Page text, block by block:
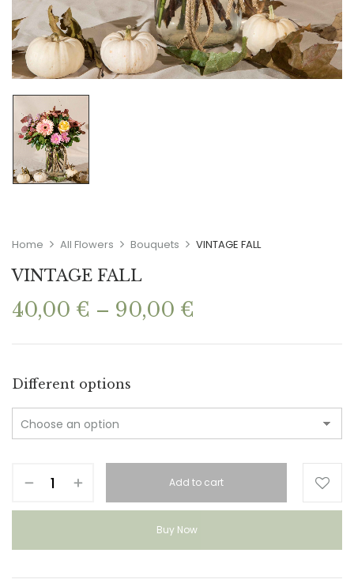
Home All Flowers Bouquets VINTAGE FALL
VINTAGE FALL
40,00 € – 90,00 €
40,00 €
Different options
quantity
Add to cart
Buy Now